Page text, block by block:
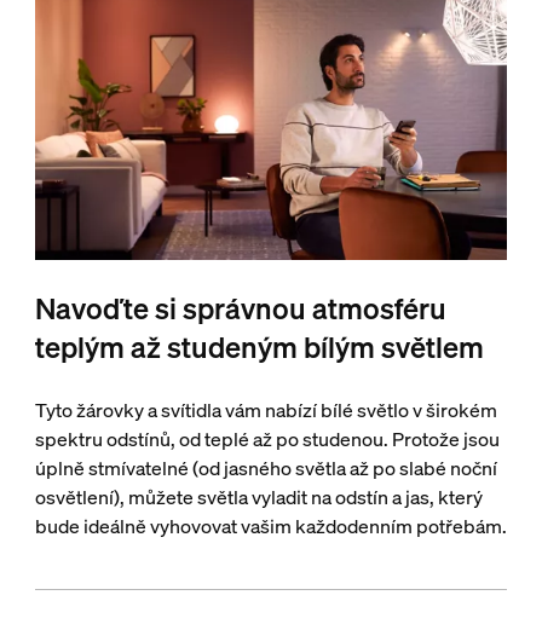
Navoďte si správnou atmosféru
teplým až studeným bílým světlem
Tyto žárovky a svítidla vám nabízí bílé světlo v širokém
spektru odstínů, od teplé až po studenou. Protože jsou
úplně stmívatelné (od jasného světla až po slabé noční
osvětlení), můžete světla vyladit na odstín a jas, který
bude ideálně vyhovovat vašim každodenním potřebám.